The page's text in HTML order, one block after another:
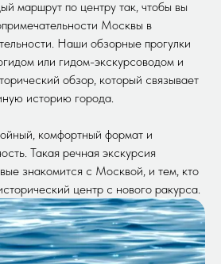
маршрут по центру так, чтобы вы
Москвы в
Наши обзорные прогулки
или гидом-экскурсоводом и
обзор, который связывает
историю города.
комфортный формат и
Такая речная экскурсия
знакомится с Москвой, и тем, кто
центр с нового ракурса.